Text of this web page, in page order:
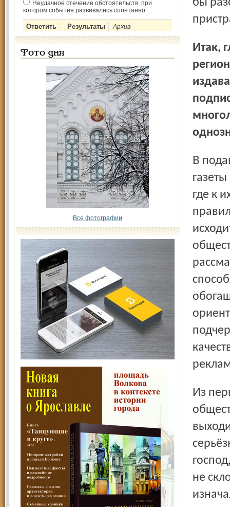
Неудачное стечение обстоятельств, при
котором события развивались спонтанно
Архив
Фото дня
Все фотографии
бы
Итак, главный вопрос дня: может ли ежедневная
В подавляющем большинстве регионов ежедневные
где к
Из первого вопроса вытекает второй: почему
не